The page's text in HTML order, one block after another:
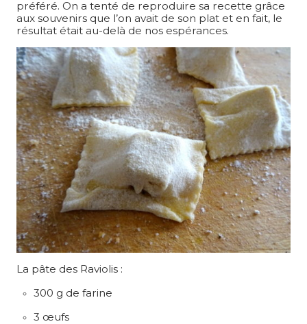
préféré. On a tenté de reproduire sa recette grâce
aux souvenirs que l’on avait de son plat et en fait, le
résultat était au-delà de nos espérances.
La pâte des Raviolis :
300 g de farine
3 œufs